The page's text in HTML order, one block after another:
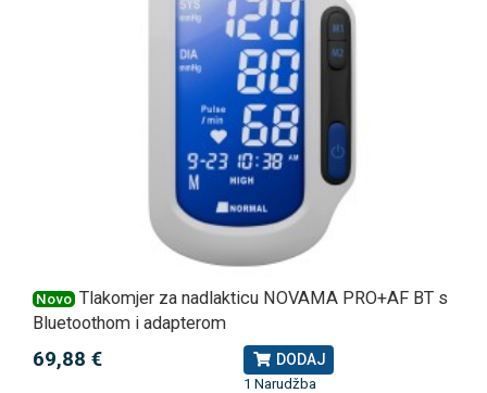
Novo Tlakomjer za nadlakticu NOVAMA PRO+AF BT s
Bluetoothom i adapterom
69,88 € DODAJ
1 Narudžba